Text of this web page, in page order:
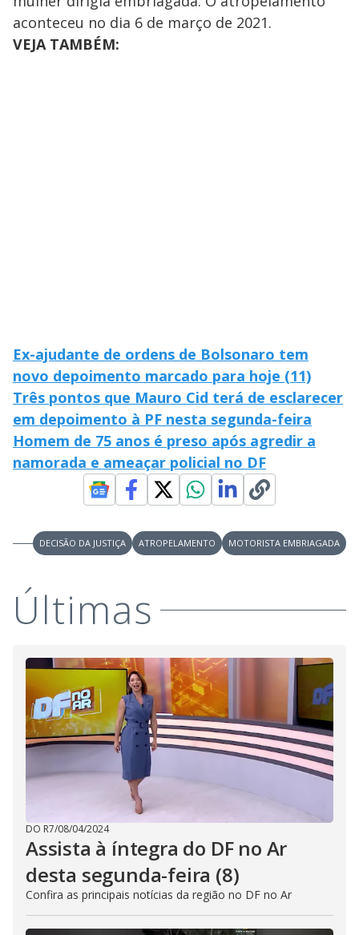
y
M
u
aconteceu no dia 6 de março de 2021.
VEJA TAMBÉM:
Ex-ajudante de ordens de Bolsonaro tem
novo depoimento marcado para hoje (11)
Três pontos que Mauro Cid terá de esclarecer
em depoimento à PF nesta segunda-feira
Homem de 75 anos é preso após agredir a
namorada e ameaçar policial no DF
DECISÃO DA JUSTIÇA ATROPELAMENTO MOTORISTA EMBRIAGADA
Últimas
DO R7/08/04/2024
Assista à íntegra do DF no Ar
desta segunda-feira (8)
Confira as principais notícias da região no DF no Ar